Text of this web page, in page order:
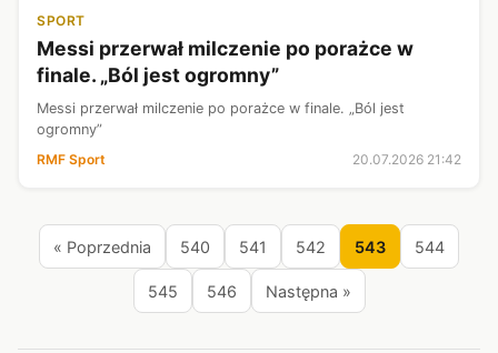
SPORT
Messi przerwał milczenie po porażce w
finale. „Ból jest ogromny”
Messi przerwał milczenie po porażce w finale. „Ból jest
ogromny”
RMF Sport
20.07.2026 21:42
« Poprzednia 540 541 542 543 544
545 546 Następna »